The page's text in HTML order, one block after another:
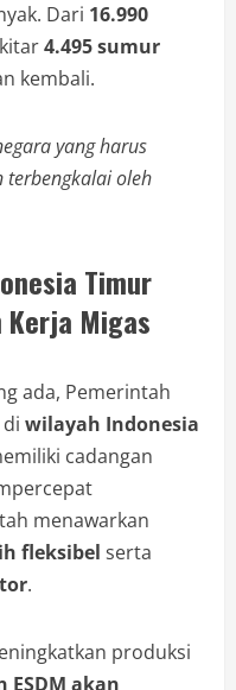
Dari 16.990
4.495 sumur
kembali.
yang harus
oleh
Timur
Kerja Migas
ada, Pemerintah
wilayah Indonesia
cadangan
menawarkan
fleksibel serta
.
produksi
ESDM akan